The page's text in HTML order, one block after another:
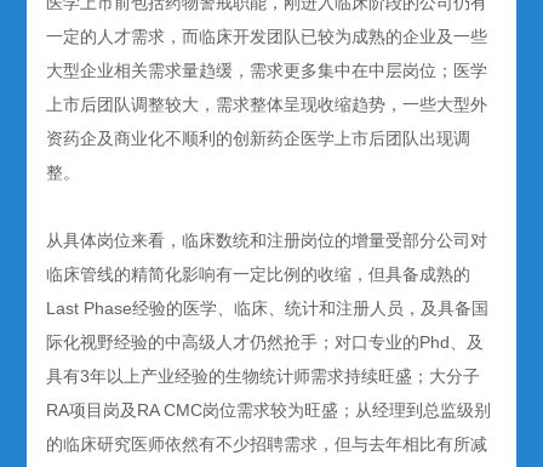
一定的人才需求，而临床开发团队已较为成熟的企业及一些
大型企业相关需求量趋缓，需求更多集中在中层岗位；医学
上市后团队调整较大，需求整体呈现收缩趋势，一些大型外
资药企及商业化不顺利的创新药企医学上市后团队出现调
整。
从具体岗位来看，临床数统和注册岗位的增量受部分公司对
临床管线的精简化影响有一定比例的收缩，但具备成熟的
Last Phase经验的医学、临床、统计和注册人员，及具备国
际化视野经验的中高级人才仍然抢手；对口专业的Phd、及
具有3年以上产业经验的生物统计师需求持续旺盛；大分子
RA项目岗及RA CMC岗位需求较为旺盛；从经理到总监级别
的临床研究医师依然有不少招聘需求，但与去年相比有所减